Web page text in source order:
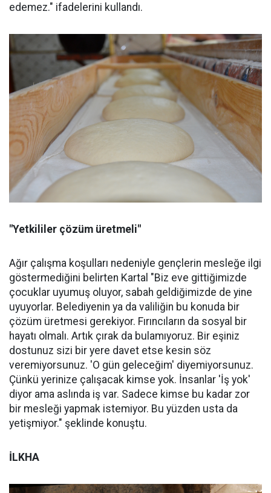
edemez." ifadelerini kullandı.
"Yetkililer çözüm üretmeli"
Ağır çalışma koşulları nedeniyle gençlerin mesleğe ilgi
göstermediğini belirten Kartal "Biz eve gittiğimizde
çocuklar uyumuş oluyor, sabah geldiğimizde de yine
uyuyorlar. Belediyenin ya da valiliğin bu konuda bir
çözüm üretmesi gerekiyor. Fırıncıların da sosyal bir
hayatı olmalı. Artık çırak da bulamıyoruz. Bir eşiniz
dostunuz sizi bir yere davet etse kesin söz
veremiyorsunuz. 'O gün geleceğim' diyemiyorsunuz.
Çünkü yerinize çalışacak kimse yok. İnsanlar 'İş yok'
diyor ama aslında iş var. Sadece kimse bu kadar zor
bir mesleği yapmak istemiyor. Bu yüzden usta da
yetişmiyor." şeklinde konuştu.
İLKHA